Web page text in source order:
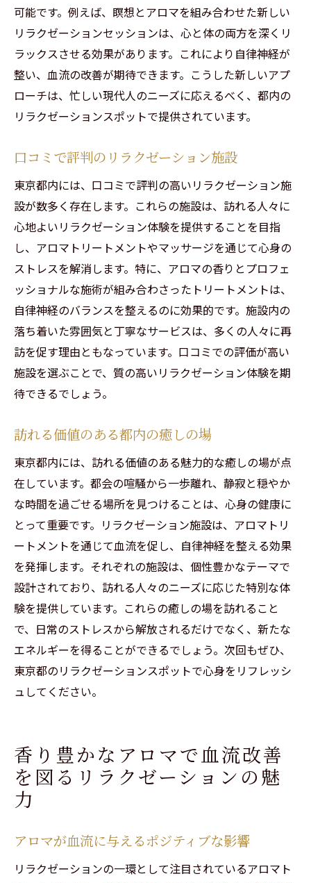
可能です。例えば、瞑想とアロマを組み合わせた新しい
リラクゼーションセッションは、心と体の両方を深くリ
ラックスさせる効果があります。これにより自律神経が
整い、血流の改善が期待できます。こうした新しいアプ
ローチは、忙しい現代人のニーズに応えるべく、都内の
リラクゼーションスポットで提供されています。
口コミで評判のリラクゼーション施設
東京都内には、口コミで評判の高いリラクゼーション施
設が数多く存在します。これらの施設は、訪れる人々に
心地よいリラクゼーション体験を提供することを目指
し、アロマトリートメントやマッサージを通じて心身の
ストレスを解消します。特に、アロマの香りとプロフェ
ッショナルな施術が組み合わさったトリートメントは、
自律神経のバランスを整えるのに効果的です。施設内の
落ち着いた雰囲気と丁寧なサービスは、多くの人々に再
訪を促す理由ともなっています。口コミでの評価が高い
施設を選ぶことで、質の高いリラクゼーション体験を期
待できるでしょう。
訪れる価値のある都内の癒しの場
東京都内には、訪れる価値のある魅力的な癒しの場が点
在しています。都会の喧騒から一歩離れ、静寂と穏やか
な時間を過ごせる場所を見つけることは、心身の健康に
とって重要です。リラクゼーション施設は、アロマトリ
ートメントを通じて血流を促し、自律神経を整える効果
を発揮します。それぞれの施設は、個性豊かなテーマで
設計されており、訪れる人々のニーズに応じた特別な体
験を提供しています。これらの癒しの場を訪れること
で、日常のストレスから解放されるだけでなく、新たな
エネルギーを得ることができるでしょう。次回もぜひ、
東京都のリラクゼーションスポットで心身をリフレッシ
ュしてください。
香り豊かなアロマで血流改善
を図るリラクゼーションの魅
力
アロマが血流に与えるポジティブな影響
リラクゼーションの一環として注目されているアロマト